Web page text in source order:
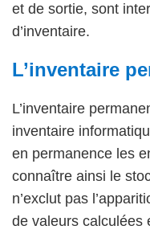
et de sortie, sont
d’inventaire.
L’inventaire
L’inventaire
inventaire
en permanence les
connaître ainsi le
n’exclut pas
de valeurs calculées